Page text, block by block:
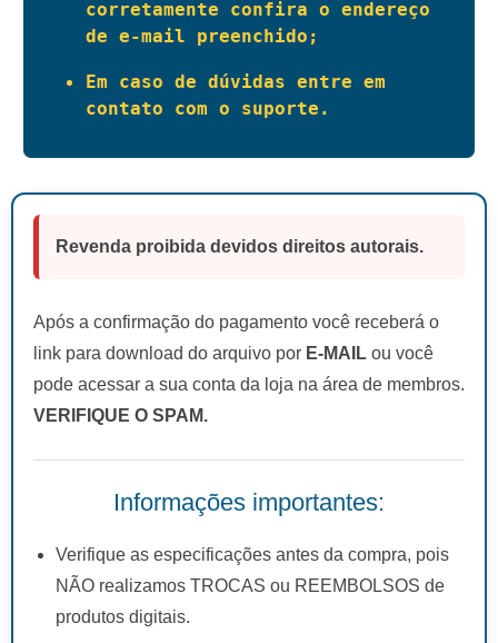
corretamente confira o endereço
de e-mail preenchido;
Em caso de dúvidas entre em
contato com o suporte.
Revenda proibida devidos direitos autorais.
Após a confirmação do pagamento você receberá o
link para download do arquivo por E-MAIL ou você
pode acessar a sua conta da loja na área de membros.
VERIFIQUE O SPAM.
Informações importantes:
Verifique as especificações antes da compra, pois
NÃO realizamos TROCAS ou REEMBOLSOS de
produtos digitais.